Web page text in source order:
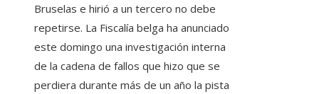
Bruselas e hirió a un tercero no debe
repetirse. La Fiscalía belga ha anunciado
este domingo una investigación interna
de la cadena de fallos que hizo que se
perdiera durante más de un año la pista